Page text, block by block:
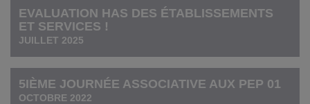
EVALUATION HAS DES ÉTABLISSEMENTS
ET SERVICES !
JUILLET 2025
5IÈME JOURNÉE ASSOCIATIVE AUX PEP 01
OCTOBRE 2022